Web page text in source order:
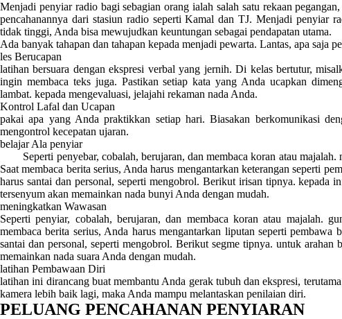
Menjadi penyiar radio bagi sebagian orang ialah salah satu rekaan
pencahanannya dari stasiun radio seperti Kamal dan TJ. Menjadi penyiar
tidak tinggi, Anda bisa mewujudkan keuntungan sebagai pendapatan utama.
Ada banyak tahapan dan tahapan kepada menjadi pewarta. Lantas, apa saja
les Berucapan
latihan bersuara dengan ekspresi verbal yang jernih. Di kelas bertutur,
ingin membaca teks juga. Pastikan setiap kata yang Anda ucapkan
lambat. kepada mengevaluasi, jelajahi rekaman nada Anda.
Kontrol Lafal dan Ucapan
pakai apa yang Anda praktikkan setiap hari. Biasakan berkomunikasi
mengontrol kecepatan ujaran.
belajar Ala penyiar
Seperti penyebar, cobalah, berujaran, dan membaca koran atau majalah.
Saat membaca berita serius, Anda harus mengantarkan keterangan seperti
harus santai dan personal, seperti mengobrol. Berikut irisan tipnya. kepada
tersenyum akan memainkan nada bunyi Anda dengan mudah.
meningkatkan Wawasan
Seperti penyiar, cobalah, berujaran, dan membaca koran atau majalah.
membaca berita serius, Anda harus mengantarkan liputan seperti
santai dan personal, seperti mengobrol. Berikut segme tipnya. untuk arahan
memainkan nada suara Anda dengan mudah.
latihan Pembawaan Diri
latihan ini dirancang buat membantu Anda gerak tubuh dan ekspresi,
kamera lebih baik lagi, maka Anda mampu melantaskan penilaian diri.
PELUANG PENCAHANAN PENYIARAN